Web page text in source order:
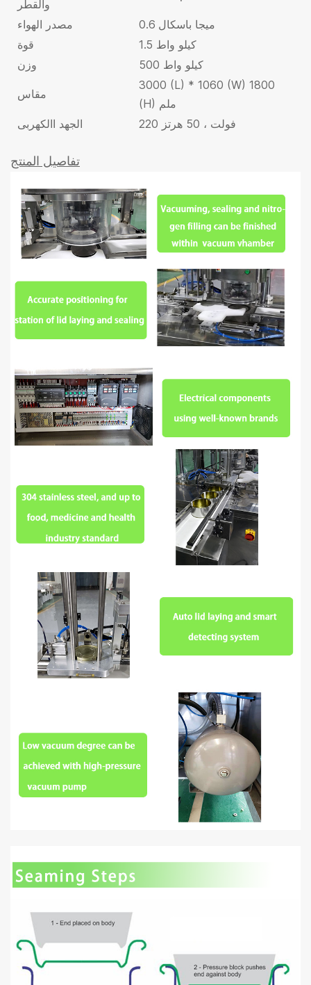
والقطر
مصدر الهواء
0.6 ميجا باسكال
قوة
1.5 كيلو واط
وزن
500 كيلو واط
مقاس
3000 (L) * 1060 (W) 1800
(H) ملم
الجهد االكهربى
220 فولت ، 50 هرتز
تفاصيل المنتج